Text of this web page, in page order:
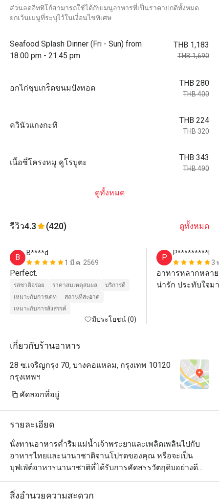
ส่วนลดอีททิโก้สามารถใช้ได้กับเมนูอาหารที่เป็นราคาปกติทั้งหมด
ยกเว้นเมนูที่ระบุไว้ในเงื่อนไขพิเศษ
Seafood Splash Dinner (Fri - Sun) from
18.00 pm - 21.45 pm
THB 1,183
THB 1,690
อกไก่ชุบเกร็ดขนมปังทอด
THB 280
THB 400
ควินัวเเกงกะทิ
THB 224
THB 320
เนื้อซี่โครงหมู คูโรบูตะ
THB 343
THB 490
ดูทั้งหมด
รีวิว4.3 (420) ดูทั้งหมด
B
B****d
1 มี.ค. 2569
Perfect.
รสชาติอร่อย ราคาสมเหตุสมผล
บริการดี
เหมาะกับการเดท
สถานที่สะอาด
เหมาะกับการสังสรรค์
มีประโยชน์ (0)
P
P*********l
3
อาหารหลากหลา
น่ารัก ประทับใจม
เกี่ยวกับร้านอาหาร
28 ซ.เจริญกรุง 70, บางคอแหลม, กรุงเทพ 10120
กรุงเทพฯ
คัดลอกที่อยู่
รายละเอียด
นั่งทานอาหารค่ำริมแม่น้ำเจ้าพระยาและเพลิดเพลินไปกับ
อาหารไทยและนานาชาติจานโปรดของคุณ หรือจะเป็น
บุฟเฟ่ต์อาหารนานาชาติที่ได้รับการคัดสรรวัตถุดิบอย่างดี
พร้อมชมการทำอาหารโดยเชฟมืออาชีพอย่างใกล้ชิดที่จะ
ทำให้ค่ำคืนของคุณไม่น่าเบื่ออีกต่อไป พบกับวัตถุดิบพิเศษ
สิ่งอำนวยความสะดวก